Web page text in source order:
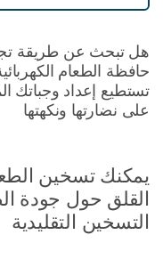
هل تبحث عن طريقة
حافظة الطعام
تستطيع إعداد وجباتك
على نضارتها ونكهتها
يمكنك تسخين
القلق حول جودة
التسخين التقليدية